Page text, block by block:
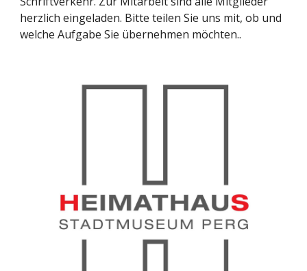
herzlich eingeladen. Bitte teilen Sie uns mit, ob und
welche Aufgabe Sie übernehmen möchten..